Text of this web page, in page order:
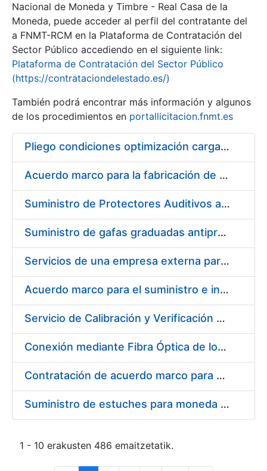
Erakutsi/Ezkutatu
Erakutsi/Ezkutatu
Nacional de Moneda y Timbre - Real Casa de la
Moneda, puede acceder al perfil del contratante del
a FNMT-RCM en la Plataforma de Contratación del
Sector Público accediendo en el siguiente link:
Plataforma de Contratación del Sector Público
(https://contrataciondelestado.es/)
También podrá encontrar más información y algunos
de los procedimientos en portallicitacion.fnmt.es
Pliego condiciones optimización cargas compras firmado
Acuerdo marco para la fabricación de piezas
Suministro de Protectores Auditivos a medida para las personas trabajadoras de los Centros de Trabajo de Madrid y Burgos
Suministro de gafas graduadas antiproyecciones para los trabajadores de la FNMT-RCM en los centros de trabajo de Madrid y Burgos
Servicios de una empresa externa para el asesoramiento y resolución de los recursos de alzada que se presentan relacionados con procesos de selección para la FNMT-RCM
Acuerdo marco para el suministro e instalación de persianas, estores y otros complementos
Servicio de Calibración y Verificación Externa de los Equipos de Medición del Servicio de Prevención de la FNMT-RCM
Conexión mediante Fibra Óptica de los Centros de Proceso de Datos (CPDs) de las sedes de la FNMT-RCM de Burgos y Madrid
Contratación de acuerdo marco para el Suministro de Material de Electricidad para la Fábrica Nacional de Moneda y Timbre-Real Casa de la Moneda en su centro de trabajo de Burgos
Suministro de estuches para moneda de 30 €
1 - 10 erakusten 486 emaitzetatik.